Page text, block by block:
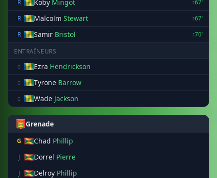
R
Koby Mingot
↑67'
R
Malcolm Stewart
↑67'
R
Samir Bristol ↑70'
ENTRAÎNEURS
e
Ezra Hendrickson
c Tyrone Barrow
c Wade Jackson
Grenade
G Chad Phillip
J Dorrel Pierre
J Delroy Phillip